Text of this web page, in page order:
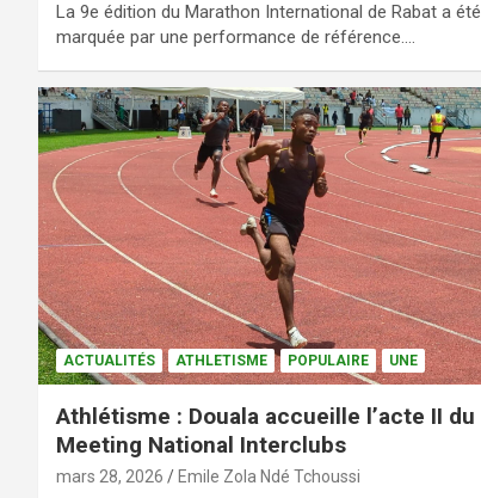
La 9e édition du Marathon International de Rabat a été
marquée par une performance de référence.…
ACTUALITÉS ATHLETISME POPULAIRE UNE
Athlétisme : Douala accueille l’acte II du
Meeting National Interclubs
mars 28, 2026 Emile Zola Ndé Tchoussi